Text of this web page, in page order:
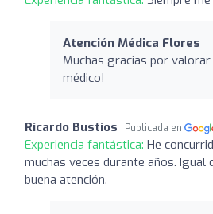
Atención Médica Flores
Muchas gracias por
médico!
Ricardo Bustios Publicada en
Experiencia fantástica: He
muchas veces durante años. Igual
buena atención.